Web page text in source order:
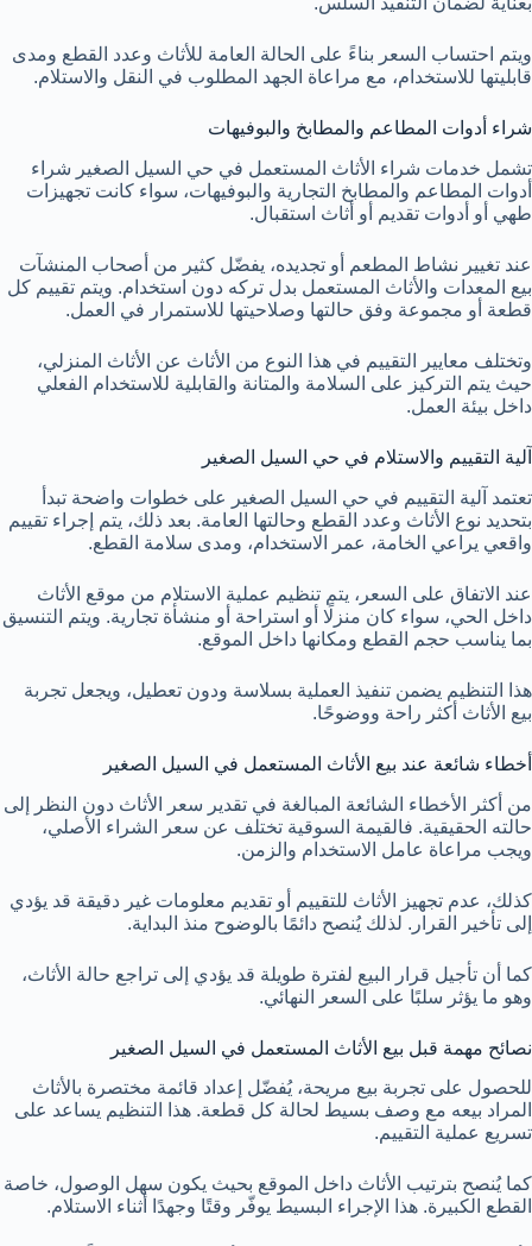
ويتم احتساب السعر بناءً على الحالة العامة للأثاث وعدد القطع ومدى
قابليتها للاستخدام، مع مراعاة الجهد المطلوب في النقل والاستلام.
شراء أدوات المطاعم والمطابخ والبوفيهات
تشمل خدمات شراء الأثاث المستعمل في حي السيل الصغير شراء
أدوات المطاعم والمطابخ التجارية والبوفيهات، سواء كانت تجهيزات
طهي أو أدوات تقديم أو أثاث استقبال.
عند تغيير نشاط المطعم أو تجديده، يفضّل كثير من أصحاب المنشآت
بيع المعدات والأثاث المستعمل بدل تركه دون استخدام. ويتم تقييم كل
قطعة أو مجموعة وفق حالتها وصلاحيتها للاستمرار في العمل.
وتختلف معايير التقييم في هذا النوع من الأثاث عن الأثاث المنزلي،
حيث يتم التركيز على السلامة والمتانة والقابلية للاستخدام الفعلي
داخل بيئة العمل.
آلية التقييم والاستلام في حي السيل الصغير
تعتمد آلية التقييم في حي السيل الصغير على خطوات واضحة تبدأ
بتحديد نوع الأثاث وعدد القطع وحالتها العامة. بعد ذلك، يتم إجراء تقييم
واقعي يراعي الخامة، عمر الاستخدام، ومدى سلامة القطع.
عند الاتفاق على السعر، يتم تنظيم عملية الاستلام من موقع الأثاث
داخل الحي، سواء كان منزلًا أو استراحة أو منشأة تجارية. ويتم التنسيق
بما يناسب حجم القطع ومكانها داخل الموقع.
هذا التنظيم يضمن تنفيذ العملية بسلاسة ودون تعطيل، ويجعل تجربة
بيع الأثاث أكثر راحة ووضوحًا.
أخطاء شائعة عند بيع الأثاث المستعمل في السيل الصغير
من أكثر الأخطاء الشائعة المبالغة في تقدير سعر الأثاث دون النظر إلى
حالته الحقيقية. فالقيمة السوقية تختلف عن سعر الشراء الأصلي،
ويجب مراعاة عامل الاستخدام والزمن.
كذلك، عدم تجهيز الأثاث للتقييم أو تقديم معلومات غير دقيقة قد يؤدي
إلى تأخير القرار. لذلك يُنصح دائمًا بالوضوح منذ البداية.
كما أن تأجيل قرار البيع لفترة طويلة قد يؤدي إلى تراجع حالة الأثاث،
وهو ما يؤثر سلبًا على السعر النهائي.
نصائح مهمة قبل بيع الأثاث المستعمل في السيل الصغير
للحصول على تجربة بيع مريحة، يُفضّل إعداد قائمة مختصرة بالأثاث
المراد بيعه مع وصف بسيط لحالة كل قطعة. هذا التنظيم يساعد على
تسريع عملية التقييم.
كما يُنصح بترتيب الأثاث داخل الموقع بحيث يكون سهل الوصول، خاصة
القطع الكبيرة. هذا الإجراء البسيط يوفّر وقتًا وجهدًا أثناء الاستلام.